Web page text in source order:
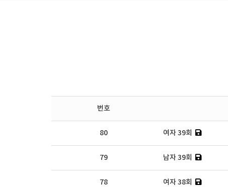
번호
80 여자 39회
79 남자 39회
78 여자 38회